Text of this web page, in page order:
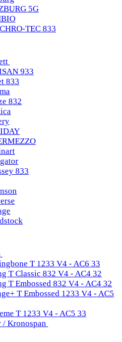
5G
TEC 833
933
833
832
833
T 1233 V4 - AC6 33
T Classic 832 V4 - AC4 32
T Embossed 832 V4 - AC4 32
T Embossed 1233 V4 - AC5
T 1233 V4 - AC5 33
/ Kronospan